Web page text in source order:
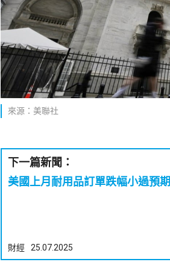
來源：美聯社
下一篇新聞：
美國上月耐用品訂單跌幅小過預期
財經 25.07.2025